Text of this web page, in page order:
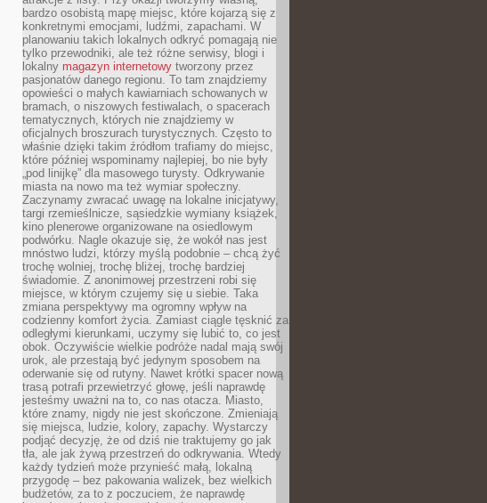
bardzo osobistą mapę miejsc, które kojarzą się z
konkretnymi emocjami, ludźmi, zapachami. W
planowaniu takich lokalnych odkryć pomagają nie
tylko przewodniki, ale też różne serwisy, blogi i
lokalny magazyn internetowy tworzony przez
pasjonatów danego regionu. To tam znajdziemy
opowieści o małych kawiarniach schowanych w
bramach, o niszowych festiwalach, o spacerach
tematycznych, których nie znajdziemy w
oficjalnych broszurach turystycznych. Często to
właśnie dzięki takim źródłom trafiamy do miejsc,
które później wspominamy najlepiej, bo nie były
„pod linijkę” dla masowego turysty. Odkrywanie
miasta na nowo ma też wymiar społeczny.
Zaczynamy zwracać uwagę na lokalne inicjatywy,
targi rzemieślnicze, sąsiedzkie wymiany książek,
kino plenerowe organizowane na osiedlowym
podwórku. Nagle okazuje się, że wokół nas jest
mnóstwo ludzi, którzy myślą podobnie – chcą żyć
trochę wolniej, trochę bliżej, trochę bardziej
świadomie. Z anonimowej przestrzeni robi się
miejsce, w którym czujemy się u siebie. Taka
zmiana perspektywy ma ogromny wpływ na
codzienny komfort życia. Zamiast ciągle tęsknić za
odległymi kierunkami, uczymy się lubić to, co jest
obok. Oczywiście wielkie podróże nadal mają swój
urok, ale przestają być jedynym sposobem na
oderwanie się od rutyny. Nawet krótki spacer nową
trasą potrafi przewietrzyć głowę, jeśli naprawdę
jesteśmy uważni na to, co nas otacza. Miasto,
które znamy, nigdy nie jest skończone. Zmieniają
się miejsca, ludzie, kolory, zapachy. Wystarczy
podjąć decyzję, że od dziś nie traktujemy go jak
tła, ale jak żywą przestrzeń do odkrywania. Wtedy
każdy tydzień może przynieść małą, lokalną
przygodę – bez pakowania walizek, bez wielkich
budżetów, za to z poczuciem, że naprawdę